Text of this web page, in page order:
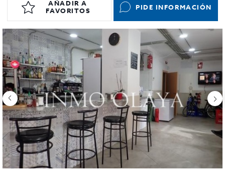
AÑADIR A
FAVORITOS
PIDE INFORMACIÓN